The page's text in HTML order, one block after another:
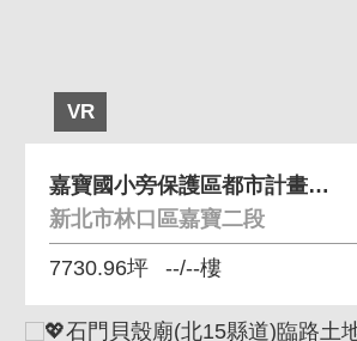
VR
嘉寶國小旁保護區都市計畫增值首選地段
新北市林口區嘉寶二段
7730.96坪 --/--樓